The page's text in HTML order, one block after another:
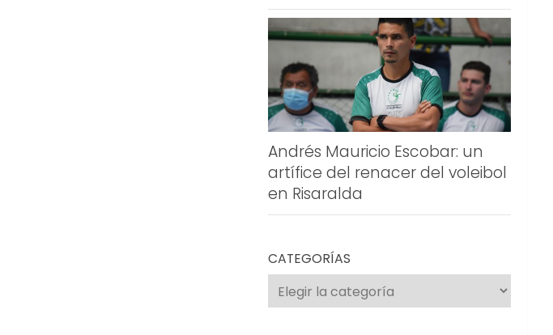
Andrés Mauricio Escobar: un
artífice del renacer del voleibol
en Risaralda
CATEGORÍAS
Categorías